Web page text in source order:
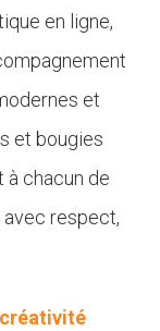
en ligne,
et
et bougies
à chacun de
respect,